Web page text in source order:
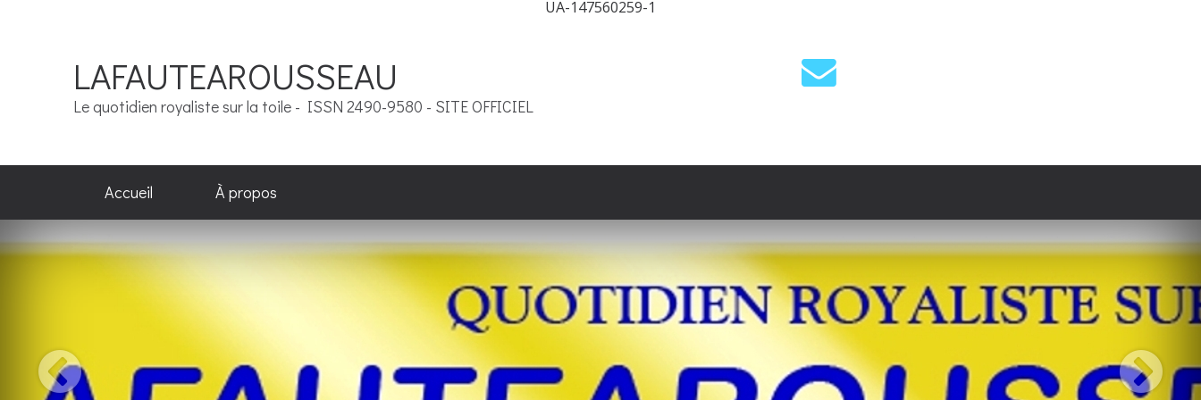
UA-147560259-1
LAFAUTEAROUSSEAU
Le quotidien royaliste sur la toile - ISSN 2490-9580 - SITE OFFICIEL
Accueil À propos